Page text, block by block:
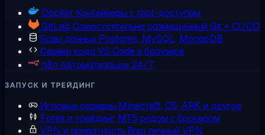
Docker Контейнеры с root-доступом
GitLab Самостоятельно размещенный Git + CI/CD
Базы данных Postgres, MySQL, MongoDB
Сервер кодаVS Code в браузере
n8n Автоматизации 24/7
ЗАПУСК И ТРЕЙДИНГ
Игровые серверы Minecraft, CS, ARK и другое
Forex и трейдинг MT5 рядом с брокером
VPN и приватностьВаш личный VPN